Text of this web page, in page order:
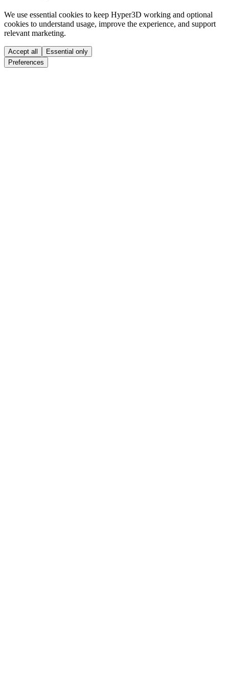
We use essential cookies to keep Hyper3D working and optional
cookies to understand usage, improve the experience, and support
relevant marketing.
Accept all
Essential only
Preferences